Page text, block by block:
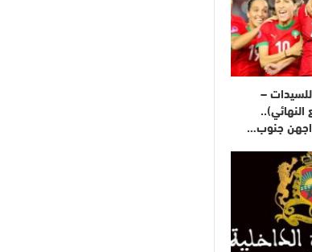
–
(ربع النهائي)..
جنوب…